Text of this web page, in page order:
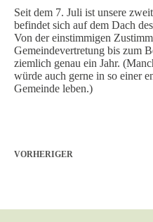
Seit dem 7. Juli ist unsere
befindet sich auf dem Dach
Von der einstimmigen
Gemeindevertretung bis zum
ziemlich genau ein Jahr.
würde auch gerne in so einer
Gemeinde leben.)
VORHERIGER